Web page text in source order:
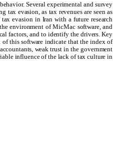
Several experimental and survey
tax evasion, as tax revenues are seen as
evasion in Iran with a future research
environment of MicMac software, and
factors, and to identify the drivers. Key
of this software indicate that the index of
weak trust in the government
influence of the lack of tax culture in